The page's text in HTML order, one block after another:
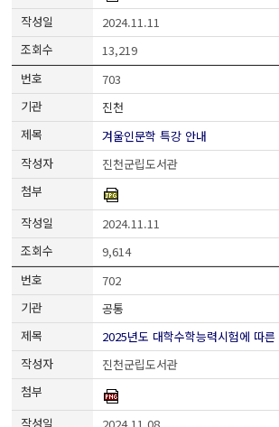
2024.11.11
13,219
703
진천
겨울인문학 특강 안내
진천군립도서관
2024.11.11
9,614
702
공통
2025년도 대학수학능력시험에 따
진천군립도서관